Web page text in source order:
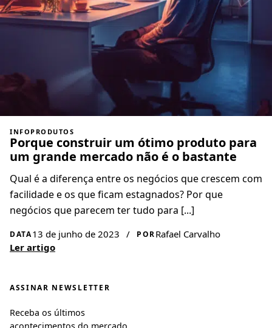
INFOPRODUTOS
Porque construir um ótimo produto para
um grande mercado não é o bastante
Qual é a diferença entre os negócios que crescem com
facilidade e os que ficam estagnados? Por que
negócios que parecem ter tudo para [...]
DATA13 de junho de 2023 / PORRafael Carvalho
Ler artigo
ASSINAR NEWSLETTER
Receba os últimos
acontecimentos do mercado